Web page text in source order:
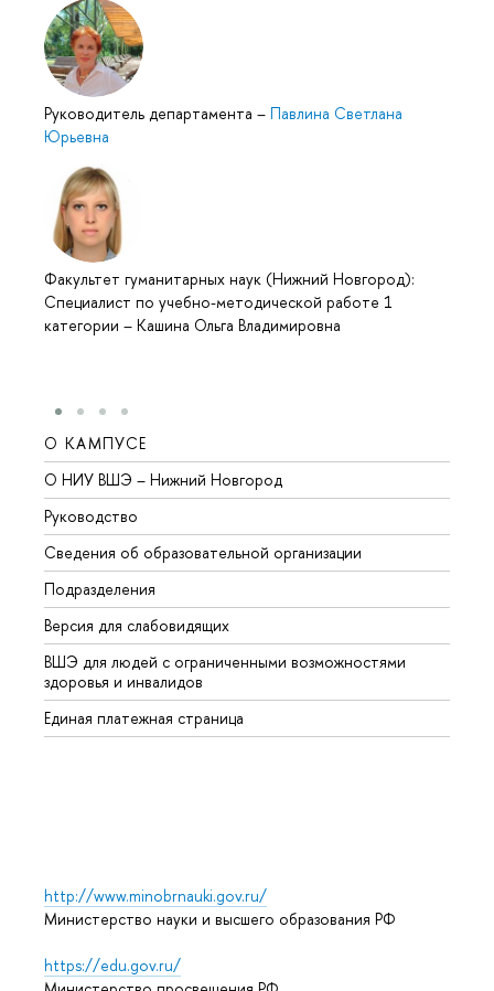
Руководитель департамента – Павлина Светлана
Юрьевна
Факультет гуманитарных наук (Нижний Новгород):
Специалист по учебно-методической работе 1
категории – Кашина Ольга Владимировна
О КАМПУСЕ
О НИУ ВШЭ – Нижний Новгород
Руководство
Сведения об образовательной организации
Подразделения
Версия для слабовидящих
ВШЭ для людей с ограниченными возможностями
здоровья и инвалидов
Единая платежная страница
http://www.minobrnauki.gov.ru/
Министерство науки и высшего образования РФ
https://edu.gov.ru/